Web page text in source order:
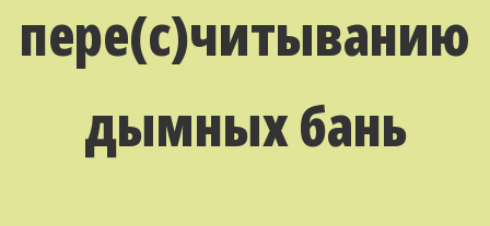
пере(с)читыванию
дымных бань